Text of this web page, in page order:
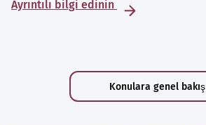
Ayrıntılı bilgi edinin
Konulara genel bakış